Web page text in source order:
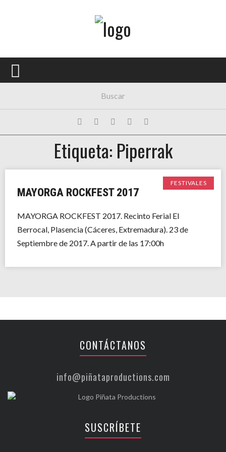
PORTADA
FESTIVALES
EXPOSICIONES
HISTORIAS
Etiqueta: Piperrak
FESTIVALES
MAYORGA ROCKFEST 2017
MAYORGA ROCKFEST 2017. Recinto Ferial El
Berrocal, Plasencia (Cáceres, Extremadura). 23 de
Septiembre de 2017. A partir de las 17:00h
CONTÁCTANOS
info@piñataproductions.com
SUSCRÍBETE